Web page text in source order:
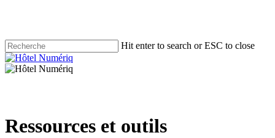
content
Hit enter to search or ESC to close
Close
Search
Menu
Ressources et outils